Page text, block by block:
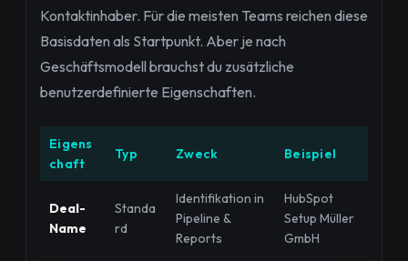
Kontaktinhaber. Für die meisten Teams reichen diese
Basisdaten als Startpunkt. Aber je nach
Geschäftsmodell brauchst du zusätzliche
benutzerdefinierte Eigenschaften.
Eigens
chaft
Typ Zweck Beispiel
Deal-
Name
Standa
rd
Identifikation in
Pipeline &
Reports
HubSpot
Setup Müller
GmbH